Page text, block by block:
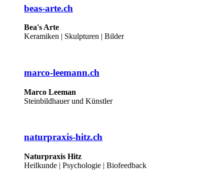
beas-arte.ch
Bea's Arte
Keramiken | Skulpturen | Bilder
marco-leemann.ch
Marco Leeman
Steinbildhauer und Künstler
naturpraxis-hitz.ch
Naturpraxis Hitz
Heilkunde | Psychologie | Biofeedback